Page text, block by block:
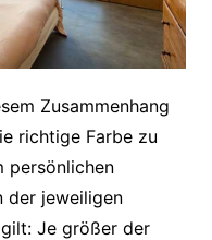
Zusammenhang
richtige Farbe zu
persönlichen
der jeweiligen
Je größer der